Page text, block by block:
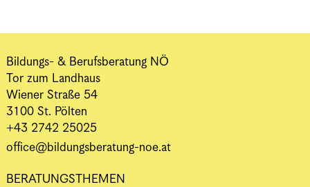
Bildungs- & Berufsberatung NÖ
Tor zum Landhaus
Wiener Straße 54
3100 St. Pölten
+43 2742 25025
office@bildungsberatung-noe.at
BERATUNGSTHEMEN